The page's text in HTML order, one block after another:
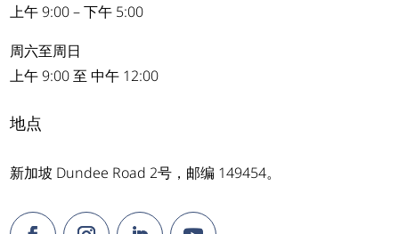
上午 9:00 – 下午 5:00
周六至周日
上午 9:00 至 中午 12:00
地点
新加坡 Dundee Road 2号，邮编 149454。